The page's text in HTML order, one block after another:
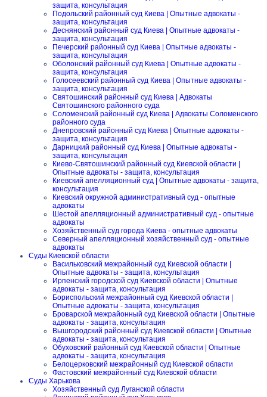
защита, консультация
Подольский районный суд Киева | Опытные адвокаты -
защита, консультация
Деснянский районный суд Киева | Опытные адвокаты -
защита, консультация
Печерский районный суд Киева | Опытные адвокаты -
защита, консультация
Оболонский районный суд Киева | Опытные адвокаты -
защита, консультация
Голосеевский районный суд Киева | Опытные адвокаты -
защита, консультация
Святошинский районный суд Киева | Адвокаты
Святошинского районного суда
Соломенский районный суд Киева | Адвокаты Соломенского
районного суда
Днепровский районный суд Киева | Опытные адвокаты -
защита, консультация
Дарницкий районный суд Киева | Опытные адвокаты -
защита, консультация
Киево-Святошинский районный суд Киевской области |
Опытные адвокаты - защита, консультация
Киевский апелляционный суд | Опытные адвокаты - защита,
консультация
Киевский окружной административный суд - опытные
адвокаты
Шестой апелляционный административный суд - опытные
адвокаты
Хозяйственный суд города Киева - опытные адвокаты
Северный апелляционный хозяйственный суд - опытные
адвокаты
Суды Киевской области
Васильковский межрайонный суд Киевской области |
Опытные адвокаты - защита, консультация
Ирпенский городской суд Киевской области | Опытные
адвокаты - защита, консультация
Бориспольский межрайонный суд Киевской области |
Опытные адвокаты - защита, консультация
Броварской межрайонный суд Киевской области | Опытные
адвокаты - защита, консультация
Вышгородский районный суд Киевской области | Опытные
адвокаты - защита, консультация
Обуховский районный суд Киевской области | Опытные
адвокаты - защита, консультация
Белоцерковский межрайонный суд Киевской области
Фастовский межрайонный суд Киевской области
Суды Харькова
Хозяйственный суд Луганской области